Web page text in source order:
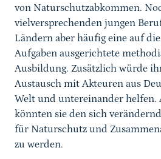
von Naturschutzabkommen.
vielversprechenden jungen
Ländern aber häufig eine auf
Aufgaben ausgerichtete
Ausbildung. Zusätzlich würde
Austausch mit Akteuren aus
Welt und untereinander helfen.
könnten sie den sich
für Naturschutz und
zu werden.